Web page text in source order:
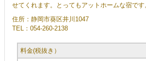
せてくれます。とってもアットホームな宿です
住所：静岡市葵区井川1047
TEL：054-260-2138
料金(税抜き）